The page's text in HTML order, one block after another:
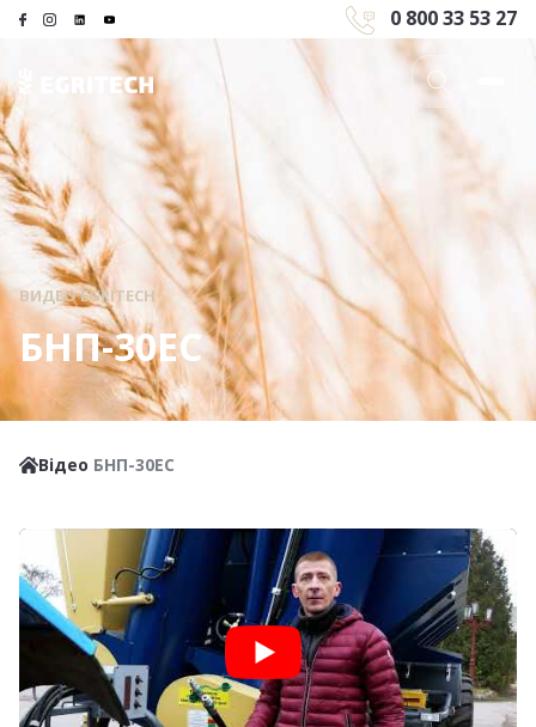
0 800 33 53 27
ВИДЕО EGRITECH
БНП-30ЕС
Відео БНП-30ЕС